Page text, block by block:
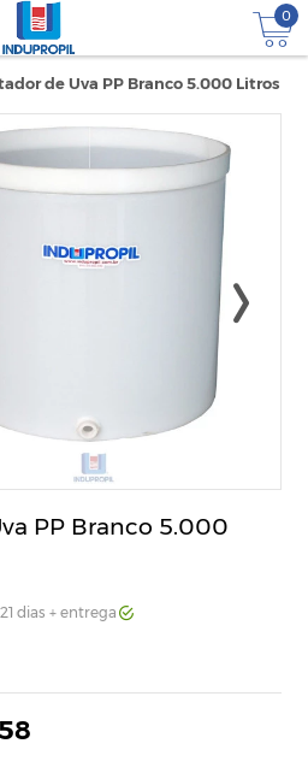
0
de Uva PP Branco 5.000 Litros
PP Branco 5.000
dias + entrega